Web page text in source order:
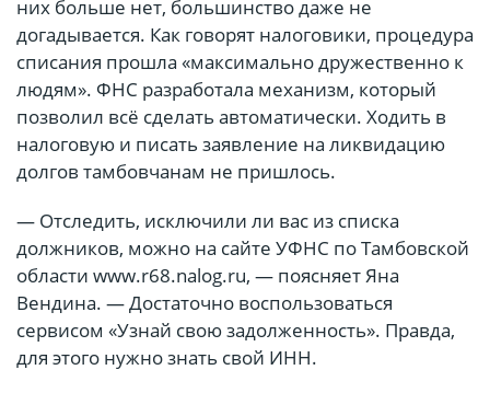
них больше нет, большинство даже не
догадывается. Как говорят налоговики, процедура
списания прошла «максимально дружественно к
людям». ФНС разработала механизм, который
позволил всё сделать автоматически. Ходить в
налоговую и писать заявление на ликвидацию
долгов тамбовчанам не пришлось.
— Отследить, исключили ли вас из списка
должников, можно на сайте УФНС по Тамбовской
области www.r68.nalog.ru, — поясняет Яна
Вендина. — Достаточно воспользоваться
сервисом «Узнай свою задолженность». Правда,
для этого нужно знать свой ИНН.